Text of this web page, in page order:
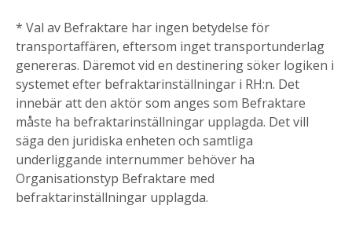
* Val av Befraktare har ingen betydelse för
transportaffären, eftersom inget transportunderlag
genereras. Däremot vid en destinering söker logiken i
systemet efter befraktarinställningar i RH:n. Det
innebär att den aktör som anges som Befraktare
måste ha befraktarinställningar upplagda. Det vill
säga den juridiska enheten och samtliga
underliggande internummer behöver ha
Organisationstyp Befraktare med
befraktarinställningar upplagda.